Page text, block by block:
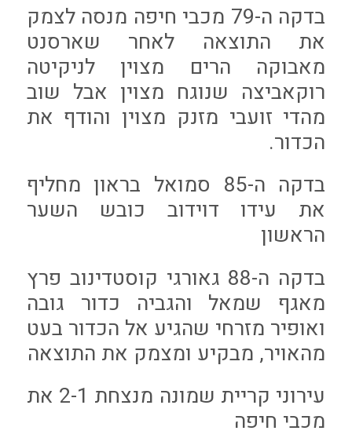
בדקה ה-79 מכבי חיפה מנסה לצמק
את התוצאה לאחר שארסנט
מאבוקה הרים מצוין לניקיטה
רוקאביצה שנוגח מצוין אבל שוב
מהדי זועבי מזנק מצוין והודף את
הכדור.
בדקה ה-85 סמואל בראון מחליף
את עידו דוידוב כובש השער
הראשון
בדקה ה-88 גאורגי קוסטדינוב פרץ
מאגף שמאל והגביה כדור גובה
ואופיר מזרחי שהגיע אל הכדור בעט
מהאויר, מבקיע ומצמק את התוצאה
עירוני קריית שמונה מנצחת 2-1 את
מכבי חיפה